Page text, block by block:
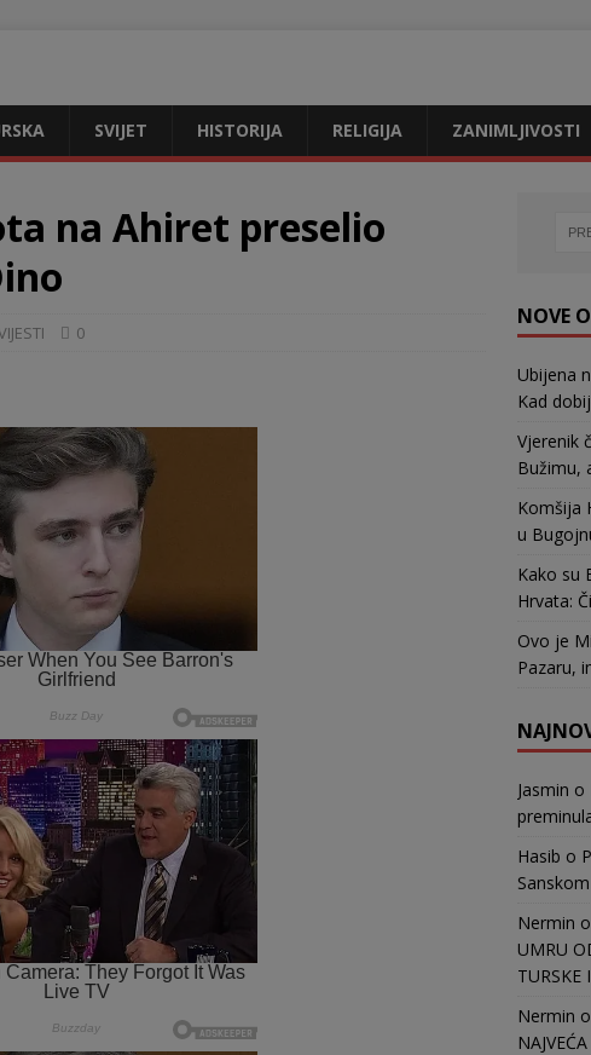
SVIJET HISTORIJA RELIGIJA ZANIMLJIVOSTI
na Ahiret preselio
0
NOVE
Ubijena
Kad
Vjerenik
Bužimu,
Komšija
u
Kako su
Hrvata:
Ovo je
Pazaru,
Jasmin o
Hasib o
Nermin o
UMRU
TURSKE
Nermin o